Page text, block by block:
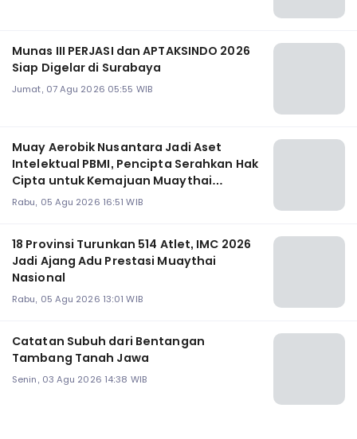
Munas III PERJASI dan APTAKSINDO 2026
Siap Digelar di Surabaya
Jumat, 07 Agu 2026 05:55 WIB
Muay Aerobik Nusantara Jadi Aset
Intelektual PBMI, Pencipta Serahkan Hak
Cipta untuk Kemajuan Muaythai
Indonesia
Rabu, 05 Agu 2026 16:51 WIB
18 Provinsi Turunkan 514 Atlet, IMC 2026
Jadi Ajang Adu Prestasi Muaythai
Nasional
Rabu, 05 Agu 2026 13:01 WIB
Catatan Subuh dari Bentangan
Tambang Tanah Jawa
Senin, 03 Agu 2026 14:38 WIB